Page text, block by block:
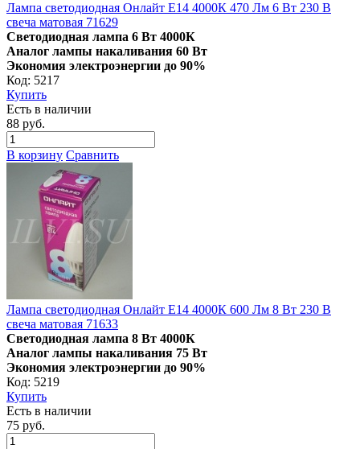
Лампа светодиодная Онлайт E14 4000К 470 Лм 6 Вт 230 В
свеча матовая 71629
Светодиодная лампа 6 Вт 4000К
Аналог лампы накаливания 60 Вт
Экономия электроэнергии до 90%
Код: 5217
Купить
Есть в наличии
88 руб.
В корзину Сравнить
Лампа светодиодная Онлайт E14 4000К 600 Лм 8 Вт 230 В
свеча матовая 71633
Светодиодная лампа 8 Вт 4000К
Аналог лампы накаливания 75 Вт
Экономия электроэнергии до 90%
Код: 5219
Купить
Есть в наличии
75 руб.